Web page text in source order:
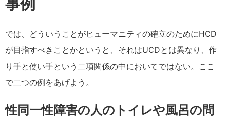
では、どういうことがヒューマニティの確立のためにHCD
が目指すべきことかというと、それはUCDとは異なり、作
り手と使い手という二項関係の中においてではない。ここ
で二つの例をあげよう。
性同一性障害の人のトイレや風呂の問